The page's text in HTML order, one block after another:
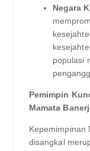
Negara
populasi
Pemimpin
Mamata
Kepemimpinan
disangkal